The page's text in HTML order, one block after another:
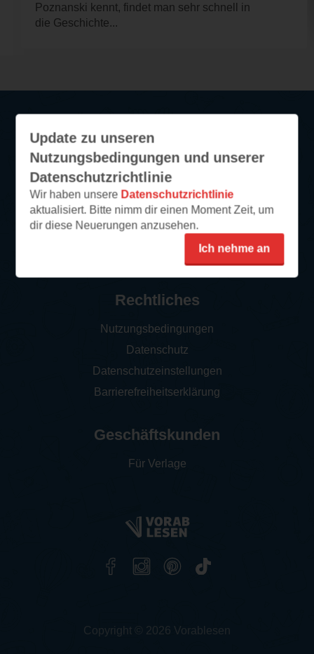
Poznanski kennt, findet man sehr schnell in
die Geschichte...
Update zu unseren
Nutzungsbedingungen und unserer
Datenschutzrichtlinie
Wir haben unsere Datenschutzrichtlinie
aktualisiert. Bitte nimm dir einen Moment Zeit, um
dir diese Neuerungen anzusehen.
Ich nehme an
Service
So funktioniert‘s
FAQ
Newsletter abonnieren
Kontakt/Support
Rechtliches
Nutzungsbedingungen
Datenschutz
Datenschutzeinstellungen
Barrierefreiheitserklärung
Geschäftskunden
Für Verlage
Copyright © 2026 Vorablesen